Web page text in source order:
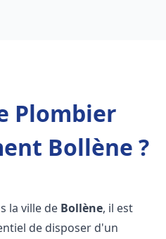
Plombier
Bollène ?
la ville de Bollène, il est
de disposer d'un